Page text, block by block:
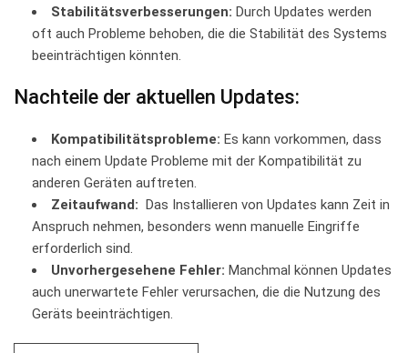
Stabilitätsverbesserungen: Durch ​Updates ‌werden
oft auch Probleme⁢ behoben, die ⁤die ‍Stabilität des⁢ Systems
beeinträchtigen könnten.
Nachteile der⁢ aktuellen ⁣Updates:
Kompatibilitätsprobleme: Es ⁢kann‍ vorkommen, dass⁣
nach einem ‍Update Probleme mit‍ der Kompatibilität ‌zu
anderen​ Geräten auftreten.
Zeitaufwand: ⁣ Das Installieren von ⁢Updates kann Zeit in⁤
Anspruch nehmen, besonders ‍wenn manuelle Eingriffe
⁢erforderlich sind.
Unvorhergesehene Fehler: Manchmal ⁣können Updates
auch unerwartete ⁤Fehler⁣ verursachen, die​ die Nutzung ‌des‍
Geräts beeinträchtigen.